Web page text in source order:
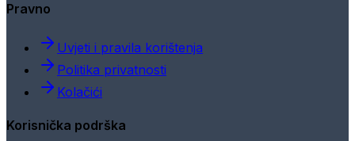
Pravno
Uvjeti i pravila korištenja
Politika privatnosti
Kolačići
Korisnička podrška